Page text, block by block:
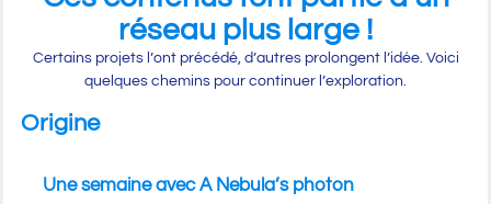
réseau plus large !
Certains projets l’ont précédé, d’autres prolongent l’idée. Voici
quelques chemins pour continuer l’exploration.
Origine
Une semaine avec A Nebula’s photon